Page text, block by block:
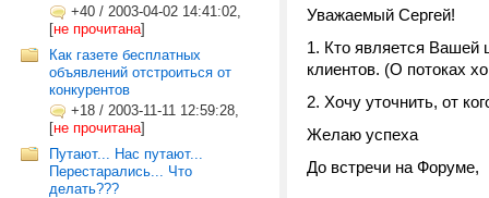
+40 / 2003-04-02 14:41:02,
[не прочитана]
Как газете бесплатных
объявлений отстроиться от
конкурентов
+18 / 2003-11-11 12:59:28,
[не прочитана]
Путают... Нас путают...
Перестарались... Что
делать???
Уважаемый Сергей!
1. Кто является Вашей
клиентов. (О потоках
2. Хочу уточнить, от
Желаю успеха
До встречи на Форуме,